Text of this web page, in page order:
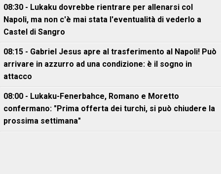
08:30 - Lukaku dovrebbe rientrare per allenarsi col
Napoli, ma non c'è mai stata l'eventualità di vederlo a
Castel di Sangro
08:15 - Gabriel Jesus apre al trasferimento al Napoli! Può
arrivare in azzurro ad una condizione: è il sogno in
attacco
08:00 - Lukaku-Fenerbahce, Romano e Moretto
confermano: "Prima offerta dei turchi, si può chiudere la
prossima settimana"